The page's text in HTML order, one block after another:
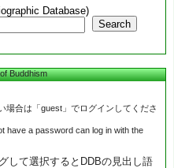
Database)
Search
Buddhism
場合は「guest」でログインしてくださ
have a password can log in with the
して選択するとDDBの見出し語